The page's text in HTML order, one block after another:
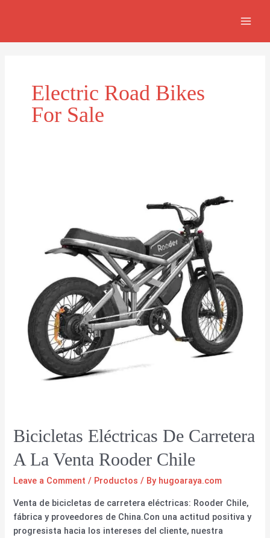
Electric Road Bikes
For Sale
Bicicletas Eléctricas De Carretera
A La Venta Rooder Chile
Leave a Comment / Productos / By hugoaraya.com
Venta de bicicletas de carretera eléctricas: Rooder Chile,
fábrica y proveedores de China.Con una actitud positiva y
progresista hacia los intereses del cliente, nuestra